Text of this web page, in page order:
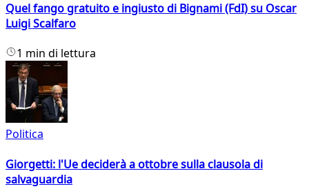
Quel fango gratuito e ingiusto di Bignami (FdI) su Oscar
Luigi Scalfaro
1 min di lettura
Politica
Giorgetti: l'Ue deciderà a ottobre sulla clausola di
salvaguardia